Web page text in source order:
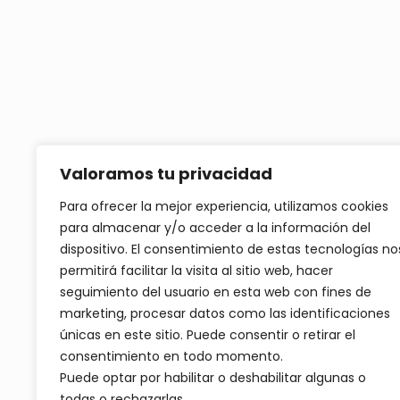
Valoramos tu privacidad
Para ofrecer la mejor experiencia, utilizamos cookies
para almacenar y/o acceder a la información del
dispositivo. El consentimiento de estas tecnologías
permitirá facilitar la visita al sitio web, hacer
seguimiento del usuario en esta web con fines de
marketing, procesar datos como las identificaciones
únicas en este sitio. Puede consentir o retirar el
consentimiento en todo momento.
Puede optar por habilitar o deshabilitar algunas o